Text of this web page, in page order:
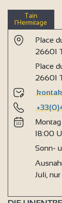
Tain
l’Hermitage
Place
26601
Place
26601
18:00
Sonn-
Juli,